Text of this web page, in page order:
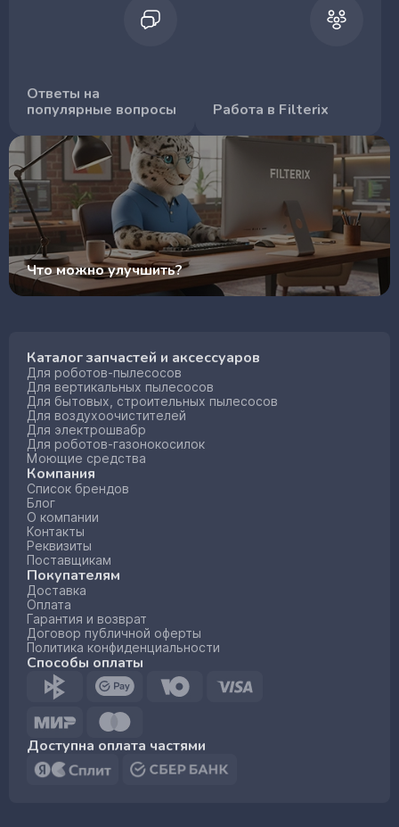
Ответы на
популярные вопросы
Работа в Filterix
Что можно улучшить?
Каталог запчастей и аксессуаров
Для роботов-пылесосов
Для вертикальных пылесосов
Для бытовых, строительных пылесосов
Для воздухоочистителей
Для электрошвабр
Для роботов-газонокосилок
Моющие средства
Компания
Список брендов
Блог
О компании
Контакты
Реквизиты
Поставщикам
Покупателям
Доставка
Оплата
Гарантия и возврат
Договор публичной оферты
Политика конфиденциальности
Способы оплаты
Доступна оплата частями